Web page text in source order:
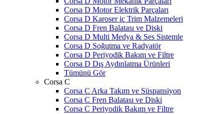
Corsa D Motor Elektrik Parçaları
Corsa D Karoser iç Trim Malzemeleri
Corsa D Fren Balatası ve Diski
Corsa D Multi Medya & Ses Sistemle
Corsa D Soğutma ve Radyatör
Corsa D Periyodik Bakım ve Filtre
Corsa D Dış Aydınlatma Ürünleri
Tümünü Gör
Corsa C
Corsa C Arka Takım ve Süspansiyon
Corsa C Fren Balatası ve Diski
Corsa C Periyodik Bakım ve Filtre